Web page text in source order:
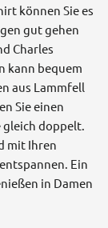
können Sie es
gut gehen
Charles
kann bequem
aus Lammfell
Sie einen
gleich doppelt.
mit Ihren
Ein
in Damen